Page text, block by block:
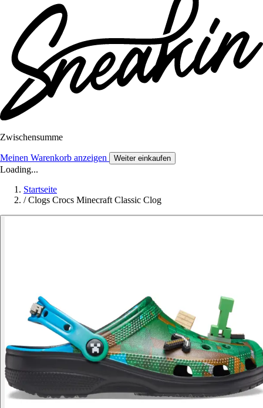
Zwischensumme
Meinen Warenkorb anzeigen Weiter einkaufen
Loading...
Startseite
/ Clogs Crocs Minecraft Classic Clog